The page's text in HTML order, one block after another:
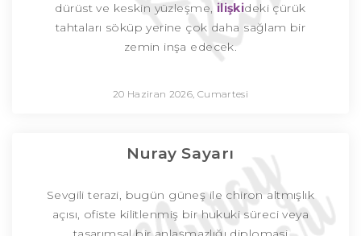
dürüst ve keskin yüzleşme, ilişkideki çürük
tahtaları söküp yerine çok daha sağlam bir
zemin inşa edecek.
20 Haziran 2026, Cumartesi
Nuray Sayarı
Sevgili terazi, bugün güneş ile chiron altmışlık
açısı, ofiste kilitlenmiş bir hukuki süreci veya